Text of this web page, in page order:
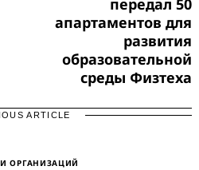
апартаментов для
развития
образовательной
среды Физтеха
ARTICLE
ОРГАНИЗАЦИЙ